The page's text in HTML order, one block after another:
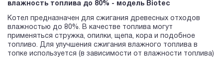
влажность топлива до 80% - модель Biotec
Котел предназначен для сжигания древесных отходов
влажностью до 80%. В качестве топлива могут
применяться стружка, опилки, щепа, кора и подобное
топливо. Для улучшения сжигания влажного топлива в
топке используется (в зависимости от влажности топлива)